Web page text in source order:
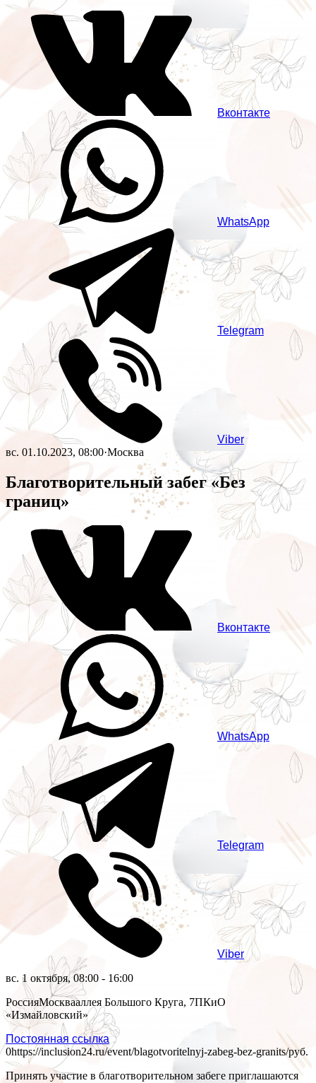
Вконтакте
WhatsApp
Telegram
Viber
вс. 01.10.2023, 08:00·Москва
Благотворительный забег «Без
границ»
Вконтакте
WhatsApp
Telegram
Viber
вс. 1 октября, 08:00 - 16:00
РоссияМосквааллея Большого Круга, 7ПКиО
«Измайловский»
Постоянная ссылка
0https://inclusion24.ru/event/blagotvoritelnyj-zabeg-bez-granits/руб.
Принять участие в благотворительном забеге приглашаются